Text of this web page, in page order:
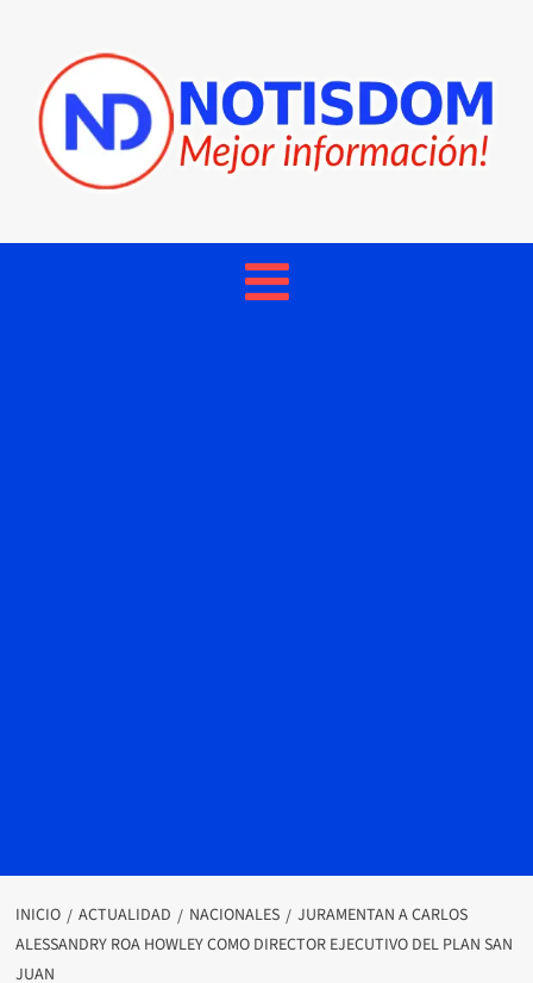
INICIO ACTUALIDAD NACIONALES
JURAMENTAN A CARLOS
ALESSANDRY ROA HOWLEY COMO DIRECTOR EJECUTIVO DEL PLAN SAN
JUAN